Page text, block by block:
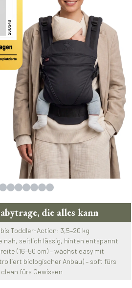
die alles kann
bis Toddler-Action: 3,5–20 kg
nah, seitlich lässig, hinten entspannt
(16–50 cm) – wächst easy mit
biologischer Anbau) – soft fürs
clean fürs Gewissen